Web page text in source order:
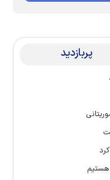
پربازدید
هستیم